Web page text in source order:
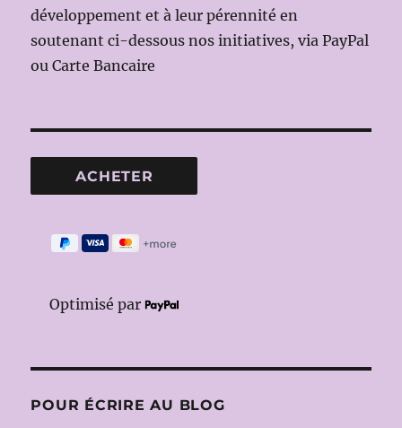
développement et à leur pérennité en
soutenant ci-dessous nos initiatives, via PayPal
ou Carte Bancaire
Optimisé par
POUR ÉCRIRE AU BLOG